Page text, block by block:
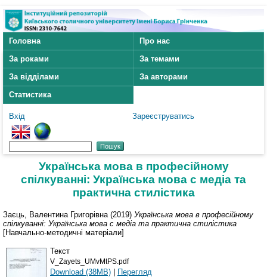
Головна
Про нас
За роками
За темами
За відділами
За авторами
Статистика
Вхід Зареєструватись
Українська мова в професійному
спілкуванні: Українська мова с медіа та
практична стилістика
Заєць, Валентина Григорівна (2019) Українська мова в професійному
спілкуванні: Українська мова с медіа та практична стилістика
[Навчально-методичні матеріали]
Текст
V_Zayets_UMvMtPS.pdf
Download (38MB) | Перегляд